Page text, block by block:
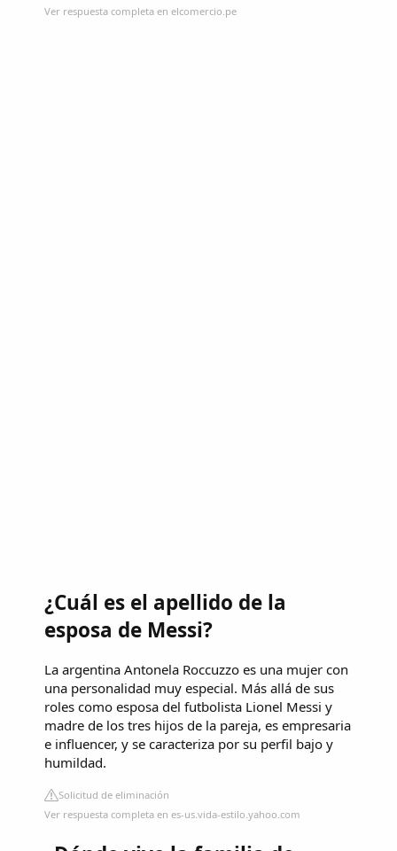
Ver respuesta completa en elcomercio.pe
¿Cuál es el apellido de la
esposa de Messi?
La argentina Antonela Roccuzzo es una mujer con
una personalidad muy especial. Más allá de sus
roles como esposa del futbolista Lionel Messi y
madre de los tres hijos de la pareja, es empresaria
e influencer, y se caracteriza por su perfil bajo y
humildad.
Solicitud de eliminación
Ver respuesta completa en es-us.vida-estilo.yahoo.com